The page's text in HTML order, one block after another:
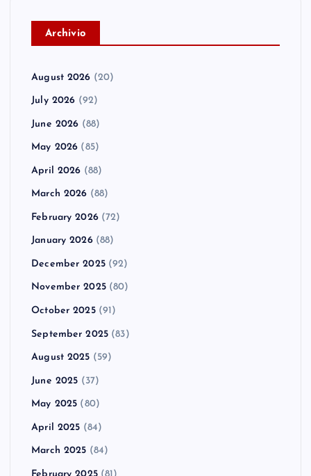
Archivio
August 2026 (20)
July 2026 (92)
June 2026 (88)
May 2026 (85)
April 2026 (88)
March 2026 (88)
February 2026(72)
January 2026(88)
December 2025(92)
November 2025(80)
October 2025(91)
September 2025 (83)
August 2025 (59)
June 2025 (37)
May 2025 (80)
April 2025 (84)
March 2025 (84)